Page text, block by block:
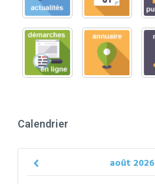
Calendrier
août 2026
Previous